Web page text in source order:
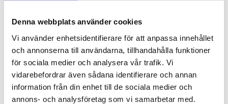
Denna webbplats använder cookies
Vi använder enhetsidentifierare för att anpassa innehållet
och annonserna till användarna, tillhandahålla funktioner
för sociala medier och analysera vår trafik. Vi
vidarebefordrar även sådana identifierare och annan
information från din enhet till de sociala medier och
annons- och analysföretag som vi samarbetar med.
Enorma skillnader mellan
chefredaktörerna